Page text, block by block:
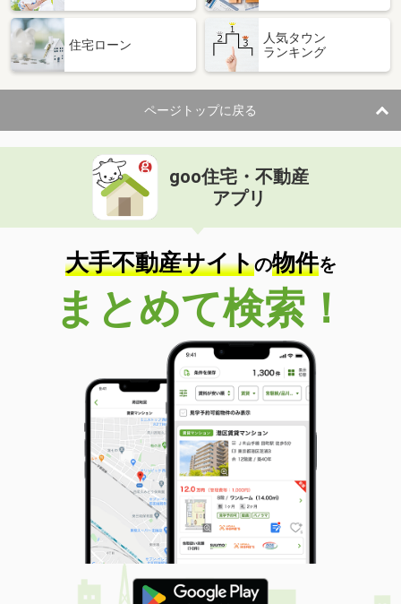
住宅ローン
人気タウン
ランキング
ページトップに戻る
goo住宅・不動産
アプリ
大手不動産サイトの物件を
まとめて検索！